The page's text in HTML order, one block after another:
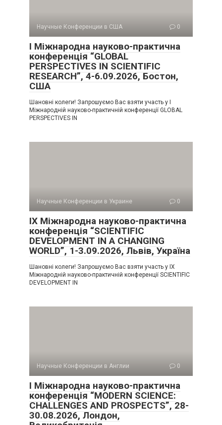
Научные Конференции в США 0
I Міжнародна науково-практична
конференція “GLOBAL
PERSPECTIVES IN SCIENTIFIC
RESEARCH”, 4-6.09.2026, Бостон,
США
Шановні колеги! Запрошуємо Вас взяти участь у I
Міжнародній науково-практичній конференції GLOBAL
PERSPECTIVES IN
Научные Конференции в Украине 0
IX Міжнародна науково-практична
конференція “SCIENTIFIC
DEVELOPMENT IN A CHANGING
WORLD”, 1-3.09.2026, Львів, Україна
Шановні колеги! Запрошуємо Вас взяти участь у IX
Міжнародній науково-практичній конференції SCIENTIFIC
DEVELOPMENT IN
Научные Конференции в Англии 0
I Міжнародна науково-практична
конференція “MODERN SCIENCE:
CHALLENGES AND PROSPECTS”, 28-
30.08.2026, Лондон,